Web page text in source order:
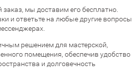
мы доставим его бесплатно.
и ответьте на любые другие вопросы
решением для мастерской,
помещения, обеспечив удобство
и долговечность